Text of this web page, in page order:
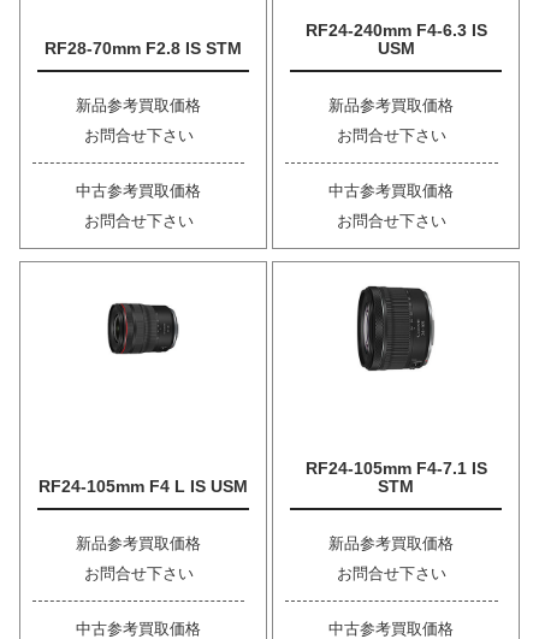
RF28-70mm F2.8 IS STM
新品参考買取価格
お問合せ下さい
中古参考買取価格
お問合せ下さい
RF24-240mm F4-6.3 IS
USM
新品参考買取価格
お問合せ下さい
中古参考買取価格
お問合せ下さい
RF24-105mm F4 L IS USM
新品参考買取価格
お問合せ下さい
中古参考買取価格
RF24-105mm F4-7.1 IS
STM
新品参考買取価格
お問合せ下さい
中古参考買取価格